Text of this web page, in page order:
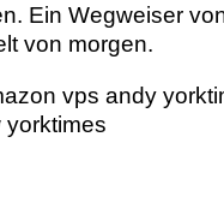
Ein Wegweiser
von morgen.
vps andy